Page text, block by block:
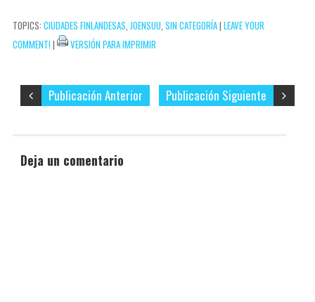
electrónico…
TOPICS: CIUDADES FINLANDESAS JOENSUU SIN CATEGORÍA| LEAVE YOUR
COMMENT!| VERSIÓN PARA IMPRIMIR
Publicación Siguiente
Publicación Anterior
Deja un comentario